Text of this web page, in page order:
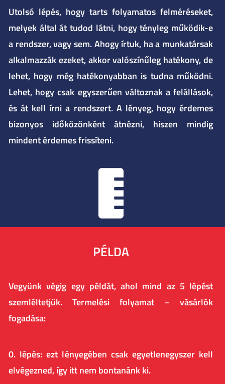
Utolsó lépés, hogy tarts folyamatos felméréseket,
melyek által át tudod látni, hogy tényleg működik-e
a rendszer, vagy sem. Ahogy írtuk, ha a munkatársak
alkalmazzák ezeket, akkor valószínűleg hatékony, de
lehet, hogy még hatékonyabban is tudna működni.
Lehet, hogy csak egyszerűen változnak a felállások,
és át kell írni a rendszert. A lényeg, hogy érdemes
bizonyos időközönként átnézni, hiszen mindig
mindent érdemes frissíteni.
PÉLDA
Vegyünk végig egy példát, ahol mind az 5 lépést
szemléltetjük. Termelési folyamat – vásárlók
fogadása:
0. lépés: ezt lényegében csak egyetlenegyszer kell
elvégezned, így itt nem bontanánk ki.